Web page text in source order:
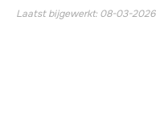
Laatst bijgewerkt: 08-03-2026